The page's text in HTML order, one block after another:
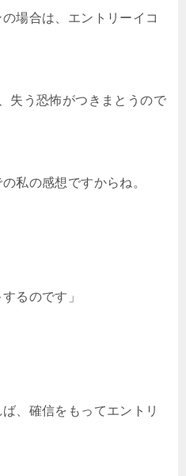
場合は、エントリーイコ
失う恐怖がつきまとうので
私の感想ですからね。
るのです」
、確信をもってエントリ